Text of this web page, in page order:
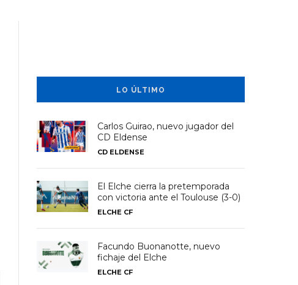
LO ÚLTIMO
Carlos Guirao, nuevo jugador del
CD Eldense
CD ELDENSE
El Elche cierra la pretemporada
con victoria ante el Toulouse (3-0)
ELCHE CF
Facundo Buonanotte, nuevo
fichaje del Elche
ELCHE CF